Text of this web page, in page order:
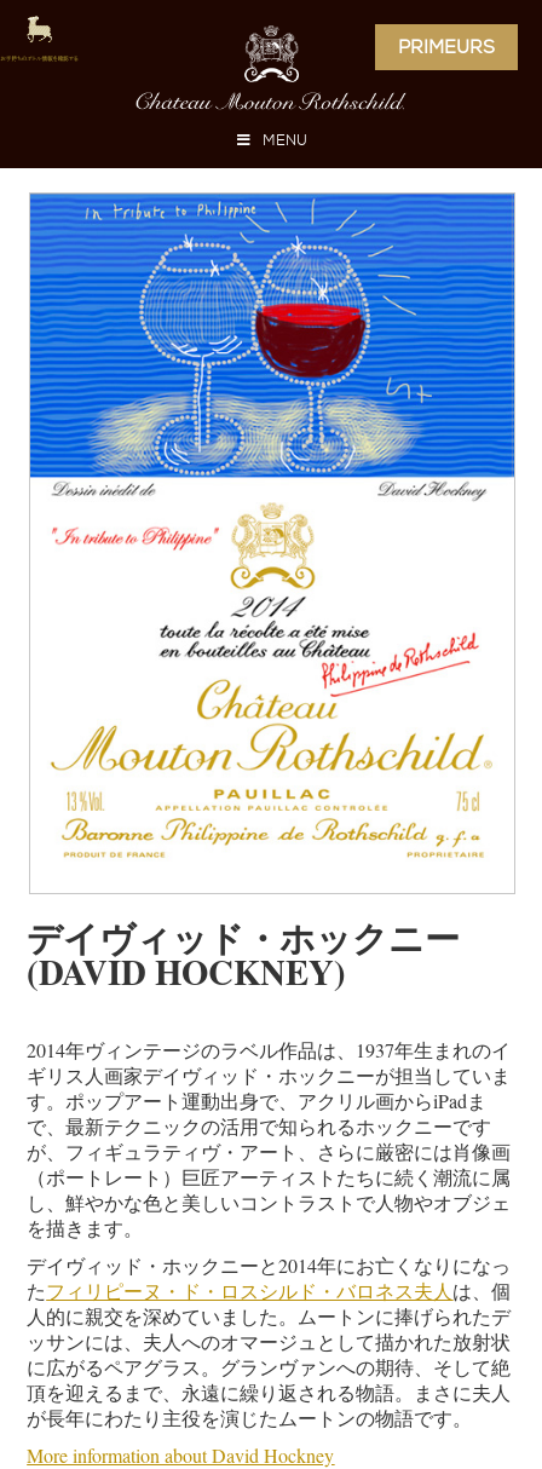
PRIMEURS
MENU
デイヴィッド・ホックニー
(DAVID HOCKNEY)
2014年ヴィンテージのラベル作品は、1937年生まれのイ
ギリス人画家デイヴィッド・ホックニーが担当していま
す。ポップアート運動出身で、アクリル画からiPadま
で、最新テクニックの活用で知られるホックニーです
が、フィギュラティヴ・アート、さらに厳密には肖像画
（ポートレート）巨匠アーティストたちに続く潮流に属
し、鮮やかな色と美しいコントラストで人物やオブジェ
を描きます。
デイヴィッド・ホックニーと2014年にお亡くなりになっ
たフィリピーヌ・ド・ロスシルド・バロネス夫人は、個
人的に親交を深めていました。ムートンに捧げられたデ
ッサンには、夫人へのオマージュとして描かれた放射状
に広がるペアグラス。グランヴァンへの期待、そして絶
頂を迎えるまで、永遠に繰り返される物語。まさに夫人
が長年にわたり主役を演じたムートンの物語です。
More information about David Hockney